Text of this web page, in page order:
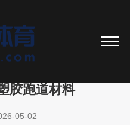
胶跑道材料
05-02